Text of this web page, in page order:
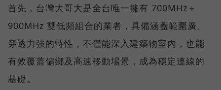
首先，台灣大哥大是全台唯一擁有 700MHz＋
900MHz 雙低頻組合的業者，具備涵蓋範圍廣、
穿透力強的特性，不僅能深入建築物室內，也能
有效覆蓋偏鄉及高速移動場景，成為穩定連線的
基礎。